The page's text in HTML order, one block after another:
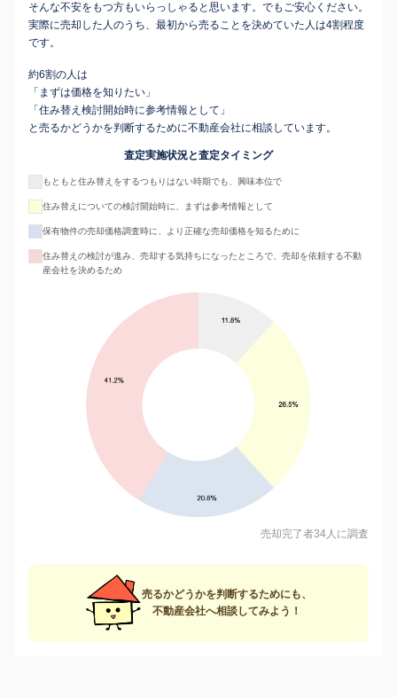
そんな不安をもつ方もいらっしゃると思います。でもご安心ください。
実際に売却した人のうち、最初から売ることを決めていた人は4割程度
です。
約6割の人は
「まずは価格を知りたい」
「住み替え検討開始時に参考情報として」
と売るかどうかを判断するために不動産会社に相談しています。
査定実施状況と査定タイミング
もともと住み替えをするつもりはない時期でも、興味本位で
住み替えについての検討開始時に、まずは参考情報として
保有物件の売却価格調査時に、より正確な売却価格を知るために
住み替えの検討が進み、売却する気持ちになったところで、売却を依頼する不動
産会社を決めるため
売却完了者34人に調査
売るかどうかを判断するためにも、
不動産会社へ相談してみよう！